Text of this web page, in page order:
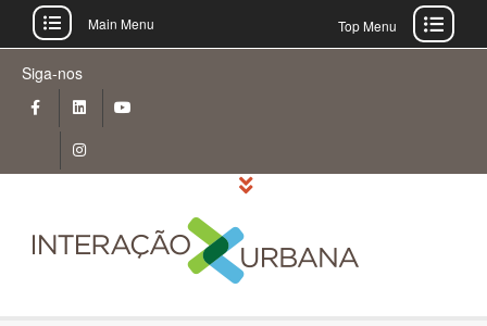
content
Siga-nos
Main Menu Top Menu